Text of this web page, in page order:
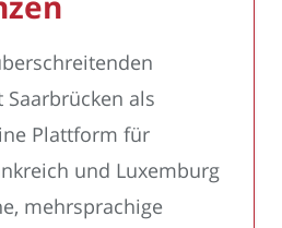
als
Plattform für
und Luxemburg
mehrsprachige